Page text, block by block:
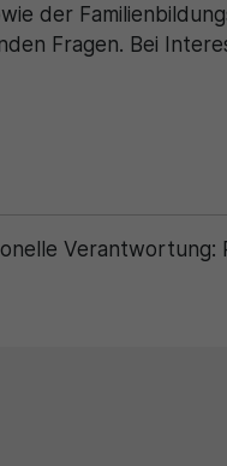
der
Fragen. Bei
Verantwortung: